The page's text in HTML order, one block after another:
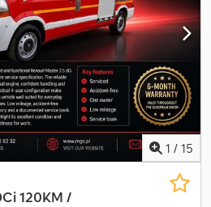
k Euro 6 Plne vzduchový podvozok
zariadenie Zdvíhateľná tretia
upravené na výučbu jazdy
osôb! Automatická prevodovka
Chodpfjzrl Unex Af Usa Strešné
Vozidlo zakúpené a servisované v
100% bez nehody, kompletná
aj vizuálny stav vynikajúci. K
1 / 15
120KM /